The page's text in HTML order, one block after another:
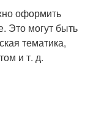
оформить
Это могут быть
тематика,
и т. д.